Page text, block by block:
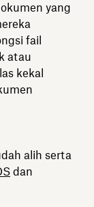
yang
fail
atau
kekal
alih serta
dan